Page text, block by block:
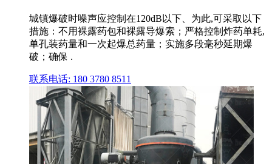
城镇爆破时噪声应控制在120dB以下、为此,可采取以下
措施：不用裸露药包和裸露导爆索；严格控制炸药单耗,
单孔装药量和一次起爆总药量；实施多段毫秒延期爆
破；确保 .
联系电话: 180 3780 8511